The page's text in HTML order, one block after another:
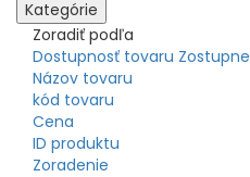
Kategórie
Zoradiť podľa
Dostupnosť tovaru Zostupne
Názov tovaru
kód tovaru
Cena
ID produktu
Zoradenie